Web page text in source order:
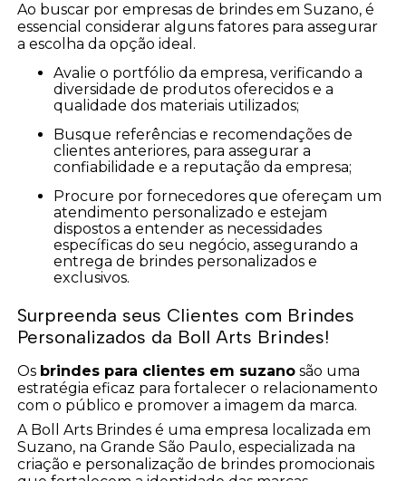
Ao buscar por empresas de brindes em Suzano, é
essencial considerar alguns fatores para assegurar
a escolha da opção ideal.
Avalie o portfólio da empresa, verificando a
diversidade de produtos oferecidos e a
qualidade dos materiais utilizados;
Busque referências e recomendações de
clientes anteriores, para assegurar a
confiabilidade e a reputação da empresa;
Procure por fornecedores que ofereçam um
atendimento personalizado e estejam
dispostos a entender as necessidades
específicas do seu negócio, assegurando a
entrega de brindes personalizados e
exclusivos.
Surpreenda seus Clientes com Brindes
Personalizados da Boll Arts Brindes!
Os brindes para clientes em suzano são uma
estratégia eficaz para fortalecer o relacionamento
com o público e promover a imagem da marca.
A Boll Arts Brindes é uma empresa localizada em
Suzano, na Grande São Paulo, especializada na
criação e personalização de brindes promocionais